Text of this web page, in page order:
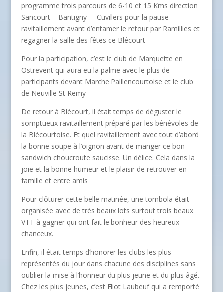
programme trois parcours de­ 6-10 et 15 Kms direction
Sancourt – Bantigny ­ – Cuvillers pour la pause
ravitaillement avant d’entamer le retour par Ramillies et
regagner la salle des fêtes de Blécourt
Pour la participation, c’est le club de Marquette en
Ostrevent qui aura eu la palme avec le plus de
participants devant Marche Paillencourtoise et le club
de Neuville St Remy
De retour à Blécourt, il était temps de déguster le
somptueux ravitaillement préparé par les bénévoles de
la Blécourtoise. Et quel ravitaillement avec tout d’abord
la bonne soupe à l’oignon avant de manger ce bon
sandwich choucroute saucisse. Un délice. Cela dans la
joie et la bonne humeur et le plaisir de retrouver en
famille et entre amis
Pour clôturer cette belle matinée, une tombola était
organisée avec de très beaux lots surtout trois beaux
VTT à gagner qui ont fait le bonheur des heureux
chanceux.
Enfin, il était temps d’honorer les clubs les plus
représentés du jour dans chacune des disciplines sans
oublier la mise à l’honneur du plus jeune et du plus âgé.
Chez les plus jeunes, c’est Eliot Laubeuf qui a remporté